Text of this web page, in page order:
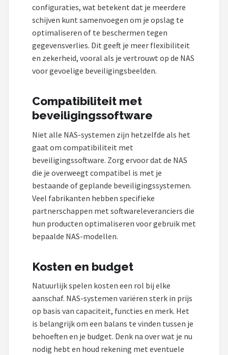
configuraties, wat betekent dat je meerdere
schijven kunt samenvoegen om je opslag te
optimaliseren of te beschermen tegen
gegevensverlies. Dit geeft je meer flexibiliteit
en zekerheid, vooral als je vertrouwt op de NAS
voor gevoelige beveiligingsbeelden.
Compatibiliteit met
beveiligingssoftware
Niet alle NAS-systemen zijn hetzelfde als het
gaat om compatibiliteit met
beveiligingssoftware. Zorg ervoor dat de NAS
die je overweegt compatibel is met je
bestaande of geplande beveiligingssystemen.
Veel fabrikanten hebben specifieke
partnerschappen met softwareleveranciers die
hun producten optimaliseren voor gebruik met
bepaalde NAS-modellen.
Kosten en budget
Natuurlijk spelen kosten een rol bij elke
aanschaf. NAS-systemen variëren sterk in prijs
op basis van capaciteit, functies en merk. Het
is belangrijk om een balans te vinden tussen je
behoeften en je budget. Denk na over wat je nu
nodig hebt en houd rekening met eventuele